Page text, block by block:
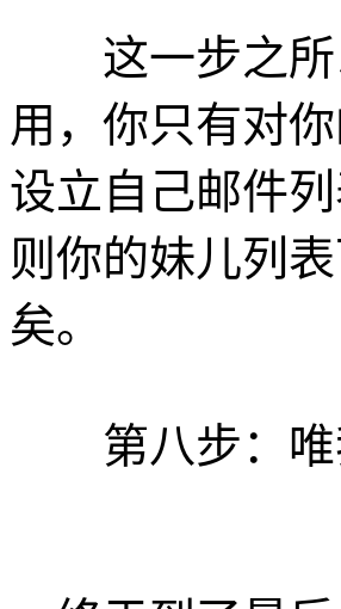
这一步之所
用，你只有对
设立自己邮件
则你的妹儿列
矣。
第八步：唯